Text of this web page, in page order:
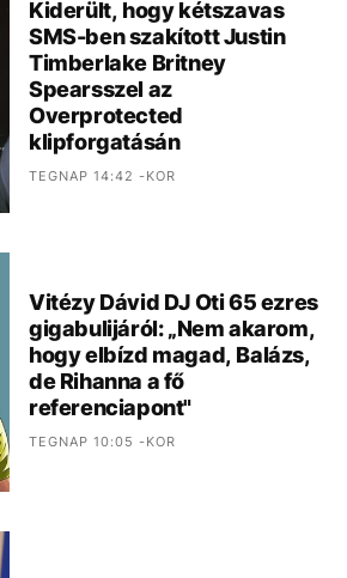
Kiderült, hogy kétszavas
SMS-ben szakított Justin
Timberlake Britney
Spearsszel az
Overprotected
klipforgatásán
TEGNAP 14:42 -KOR
Vitézy Dávid DJ Oti 65 ezres
gigabulijáról: „Nem akarom,
hogy elbízd magad, Balázs,
de Rihanna a fő
referenciapont"
TEGNAP 10:05 -KOR